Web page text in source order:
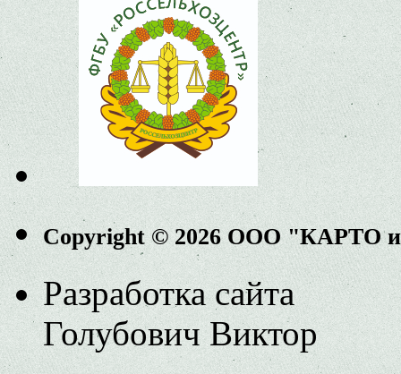
Copyright © 2026 ООО "КАРТО
Разработка сайта
Голубович Виктор